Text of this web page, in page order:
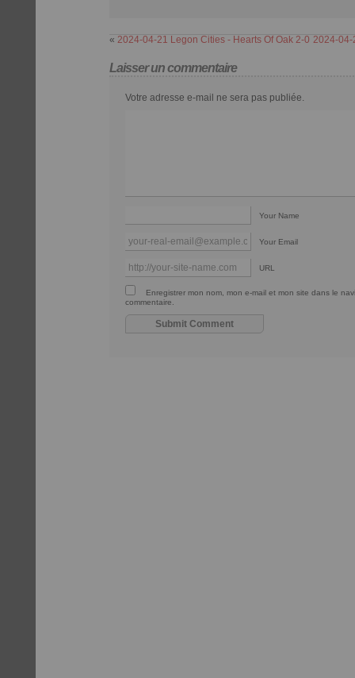
« 2024-04-21 Legon Cities - Hearts Of Oak 2-0 2024-04-
Laisser un commentaire
Votre adresse e-mail ne sera pas publiée.
Your Name
Your Email
URL
Enregistrer mon nom, mon e-mail et mon site dans le
commentaire.